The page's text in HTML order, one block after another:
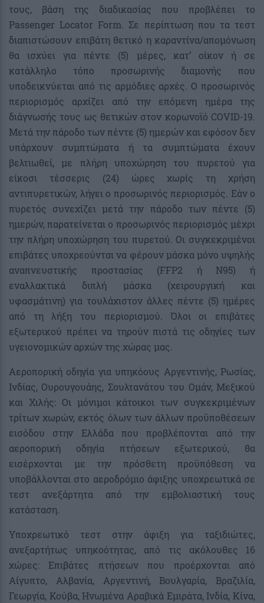
τους, βάση της διαδικασίας που προβλέπει το
Passenger Locator Form. Σε περίπτωση που τα τεστ
διαπιστώσουν επιβάτη θετικό η καραντίνα/απομόνωση
θα ισχύει για πέντε (5) μέρες, κατ’ οίκον ή σε
κατάλληλο τόπο προσωρινής διαμονής που
υποδεικνύεται από τις αρμόδιες αρχές. Ο προσωρινός
περιορισμός αρχίζει από την επόμενη ημέρα της
διάγνωσής τους ως θετικών στον κορωνοϊό COVID-19.
Μετά την πάροδο των πέντε (5) ημερών και εφόσον δεν
υπάρχουν συμπτώματα ή τα συμπτώματα έχουν
βελτιωθεί, με πλήρη υποχώρηση του πυρετού για
είκοσι τέσσερις (24) ώρες χωρίς τη χρήση
αντιπυρετικών, λήγει ο προσωρινός περιορισμός. Εάν ο
πυρετός συνεχίζει μετά την πάροδο των πέντε (5)
ημερών, παρατείνεται ο προσωρινός περιορισμός μέχρι
την πλήρη υποχώρηση του πυρετού. Οι συγκεκριμένοι
επιβάτες υποχρεούνται να φέρουν μάσκα μόνο υψηλής
αναπνευστικής προστασίας (FFP2 ή N95) ή
εναλλακτικά διπλή μάσκα (χειρουργική και
υφασμάτινη) για τουλάχιστον άλλες πέντε (5) ημέρες
από τη λήξη του περιορισμού. Όλοι οι επιβάτες
εξωτερικού πρέπει να τηρούν πιστά τις οδηγίες των
υγειονομικών αρχών της χώρας μας.
Αεροπορική οδηγία για υπηκόους Αργεντινής, Ρωσίας,
Ινδίας, Ουρουγουάης, Σουλτανάτου του Ομάν, Μεξικού
και Χιλής: Οι μόνιμοι κάτοικοι των συγκεκριμένων
τρίτων χωρών, εκτός όλων των άλλων προϋποθέσεων
εισόδου στην Ελλάδα που προβλέπονται από την
αεροπορική οδηγία πτήσεων εξωτερικού, θα
εισέρχονται με την πρόσθετη προϋπόθεση να
υποβάλλονται στο αεροδρόμιο άφιξης υποχρεωτικά σε
τεστ ανεξάρτητα από την εμβολιαστική τους
κατάσταση.
Υποχρεωτικό τεστ στην άφιξη για ταξιδιώτες,
ανεξαρτήτως υπηκοότητας, από τις ακόλουθες 16
χώρες: Επιβάτες πτήσεων που προέρχονται από
Αίγυπτο, Αλβανία, Αργεντινή, Βουλγαρία, Βραζιλία,
Γεωργία, Κούβα, Ηνωμένα Αραβικά Εμιράτα, Ινδία, Κίνα,